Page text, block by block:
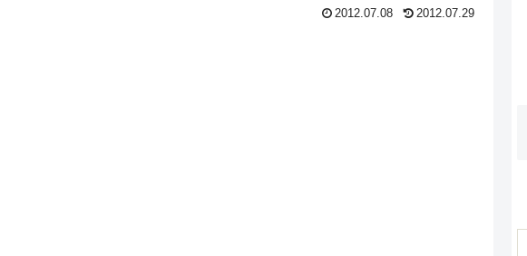
2012.07.08 2012.07.29